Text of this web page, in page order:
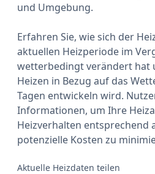
und Umgebung.
Erfahren Sie, wie sich der
aktuellen Heizperiode im
wetterbedingt verändert hat
Heizen in Bezug auf das
Tagen entwickeln wird.
Informationen, um Ihre
Heizverhalten entsprechend
potenzielle Kosten zu
Aktuelle Heizdaten teilen